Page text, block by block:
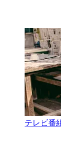
テレビ番